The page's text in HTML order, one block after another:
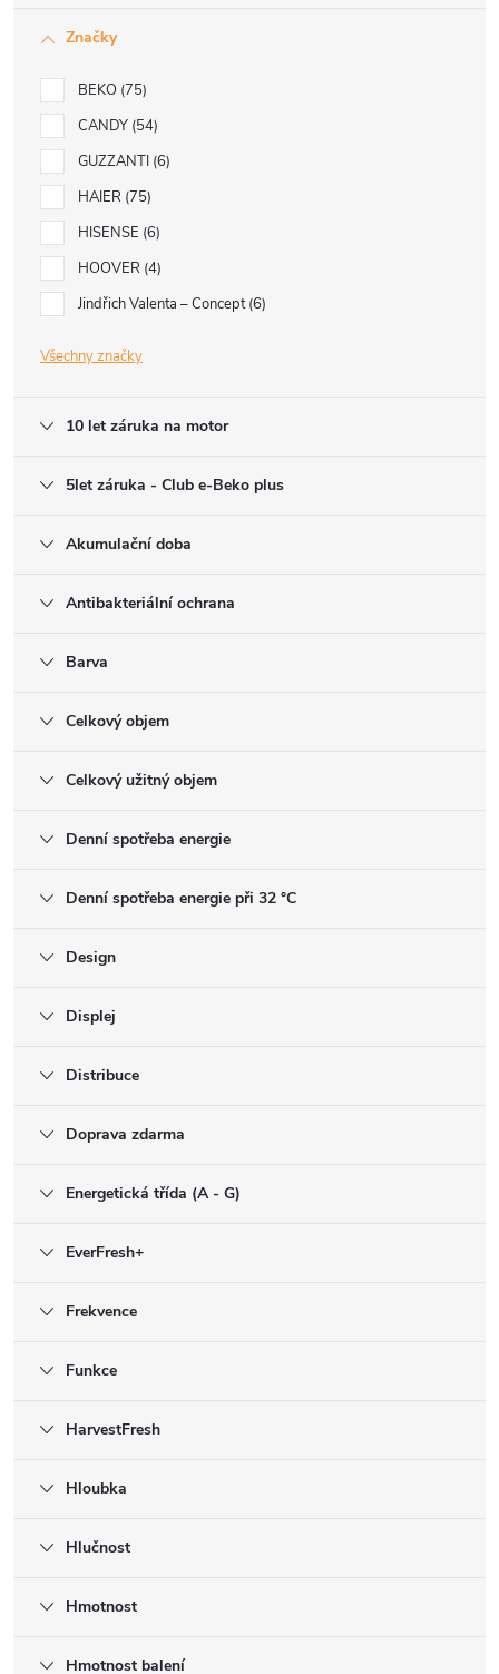
Značky
BEKO 75
CANDY 54
GUZZANTI 6
HAIER 75
HISENSE 6
HOOVER 4
Jindřich Valenta – Concept 6
Všechny značky
10 let záruka na motor
5let záruka - Club e-Beko plus
Akumulační doba
Antibakteriální ochrana
Barva
Celkový objem
Celkový užitný objem
Denní spotřeba energie
Denní spotřeba energie při 32 °C
Design
Displej
Distribuce
Doprava zdarma
Energetická třída (A - G)
EverFresh+
Frekvence
Funkce
HarvestFresh
Hloubka
Hlučnost
Hmotnost
Hmotnost balení